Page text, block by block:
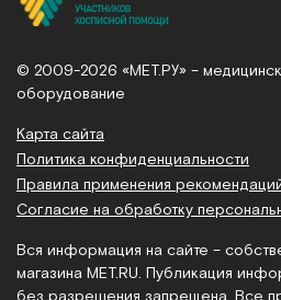
Мотус-45,5 Отто-Бокк,
Под заказАрт.2204
Сравнить
© 2009-2026 «МЕТ.РУ» –
оборудование
Карта сайта
Политика конфиденциальности
Правила применения
Согласие на обработку
Вся информация на сайте –
магазина MET.RU. Публикация
без разрешения запрещена. Все